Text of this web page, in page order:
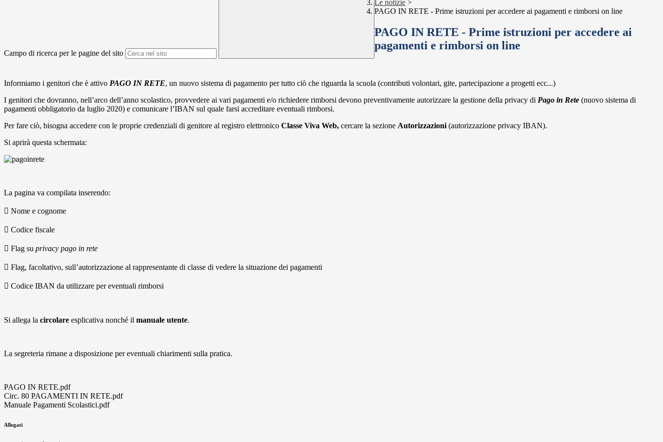
Campo di ricerca per le pagine del sito
Le notizie >
PAGO IN RETE - Prime istruzioni per accedere ai pagamenti e rimborsi on line
PAGO IN RETE - Prime istruzioni per accedere ai
pagamenti e rimborsi on line
Informiamo i genitori che è attivo PAGO IN RETE, un nuovo sistema di pagamento per tutto ciò che riguarda la scuola (contributi volontari, gite, partecipazione a progetti ecc...)
I genitori che dovranno, nell’arco dell’anno scolastico, provvedere ai vari pagamenti e/o richiedere rimborsi devono preventivamente autorizzare la gestione della privacy di Pago in Rete (nuovo sistema di
pagamenti obbligatorio da luglio 2020) e comunicare l’IBAN sul quale farsi accreditare eventuali rimborsi.
Per fare ciò, bisogna accedere con le proprie credenziali di genitore al registro elettronico Classe Viva Web, cercare la sezione Autorizzazioni (autorizzazione privacy IBAN).
Si aprirà questa schermata:
La pagina va compilata inserendo:
 Nome e cognome
 Codice fiscale
 Flag su privacy pago in rete
 Flag, facoltativo, sull’autorizzazione al rappresentante di classe di vedere la situazione dei pagamenti
 Codice IBAN da utilizzare per eventuali rimborsi
Si allega la circolare esplicativa nonché il manuale utente.
La segreteria rimane a disposizione per eventuali chiarimenti sulla pratica.
PAGO IN RETE.pdf
Circ. 80 PAGAMENTI IN RETE.pdf
Manuale Pagamenti Scolastici.pdf
Allegati